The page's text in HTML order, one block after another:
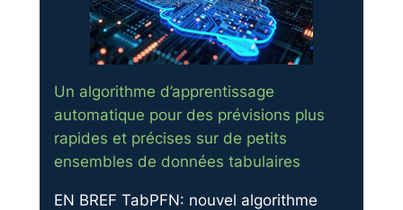
Un algorithme d’apprentissage
automatique pour des prévisions plus
rapides et précises sur de petits
ensembles de données tabulaires
EN BREF TabPFN: nouvel algorithme